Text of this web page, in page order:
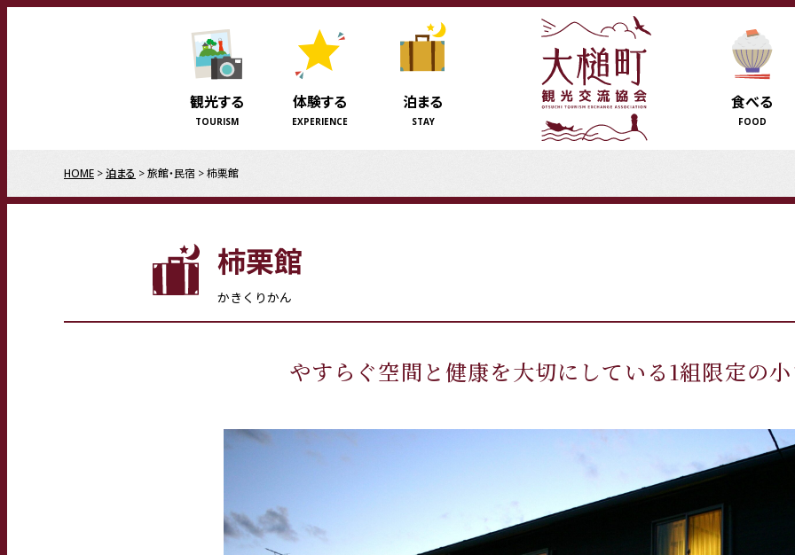
観光する
TOURISM
体験する
EXPERIENCE
泊まる
STAY
食べる
FOOD
HOME 泊まる 旅館・民宿 柿栗館
柿栗館
かきくりかん
やすらぐ空間と健康を大切にしている1組限定の小